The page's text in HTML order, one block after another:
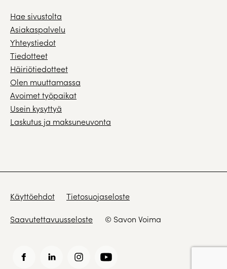
Hae sivustolta
Asiakaspalvelu
Yhteystiedot
Tiedotteet
Häiriötiedotteet
Olen muuttamassa
Avoimet työpaikat
Usein kysyttyä
Laskutus ja maksuneuvonta
Käyttöehdot Tietosuojaseloste
Saavutettavuusseloste © Savon Voima